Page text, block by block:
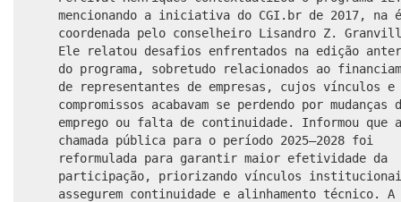
mencionando a iniciativa do CGI.br de 2017, na
coordenada pelo conselheiro Lisandro Z.
Ele relatou desafios enfrentados na edição
do programa, sobretudo relacionados ao
de representantes de empresas, cujos vínculos e
compromissos acabavam se perdendo por mudanças
emprego ou falta de continuidade. Informou que
chamada pública para o período 2025–2028 foi
reformulada para garantir maior efetividade da
participação, priorizando vínculos
assegurem continuidade e alinhamento técnico. A